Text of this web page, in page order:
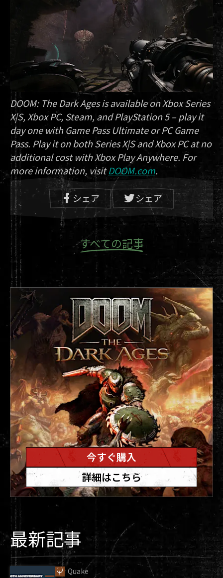
DOOM: The Dark Ages is available on Xbox Series
X|S, Xbox PC, Steam, and PlayStation 5 – play it
day one with Game Pass Ultimate or PC Game
Pass. Play it on both Series X|S and Xbox PC at no
additional cost with Xbox Play Anywhere. For
more information, visitDOOM.com.
シェア シェア
すべての記事
今すぐ購入
詳細はこちら
最新記事
Quake